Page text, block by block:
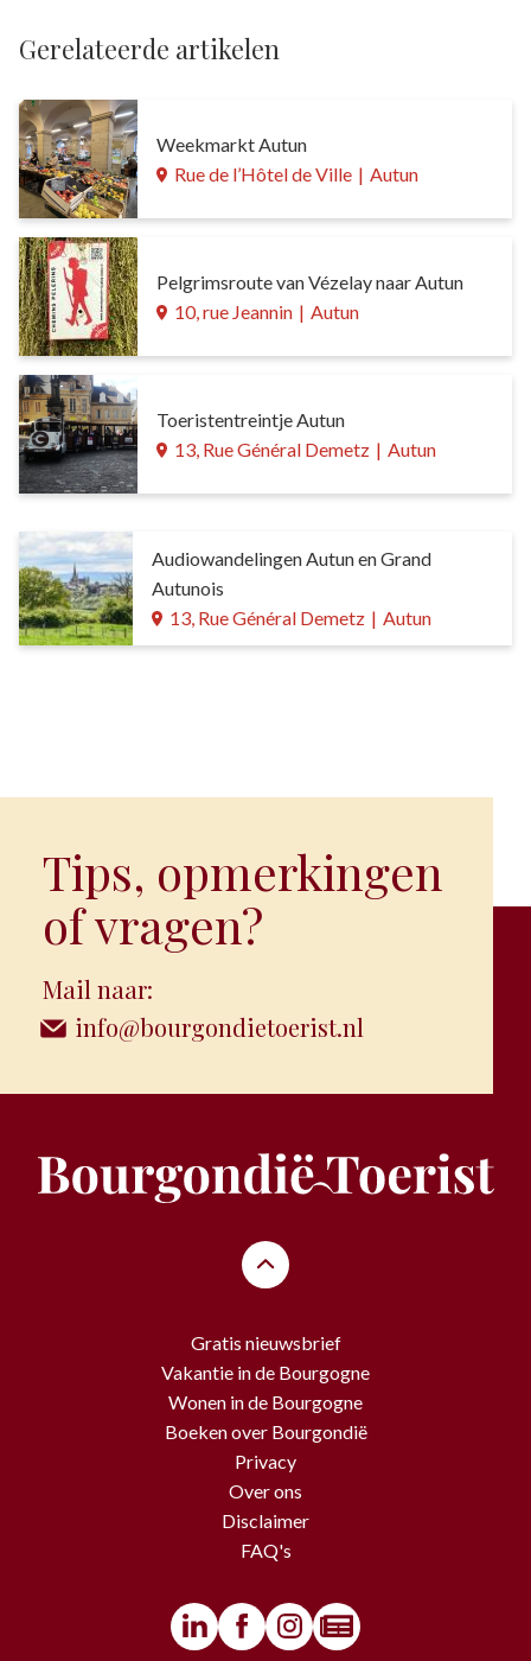
Gerelateerde artikelen
Weekmarkt Autun
Rue de l’Hôtel de Ville | Autun
Pelgrimsroute van Vézelay naar Autun
10, rue Jeannin | Autun
Toeristentreintje Autun
13, Rue Général Demetz | Autun
Audiowandelingen Autun en Grand
Autunois
13, Rue Général Demetz | Autun
Tips, opmerkingen
of vragen?
Mail naar:
info@bourgondietoerist.nl
Gratis nieuwsbrief
Vakantie in de Bourgogne
Wonen in de Bourgogne
Boeken over Bourgondië
Privacy
Over ons
Disclaimer
FAQ's